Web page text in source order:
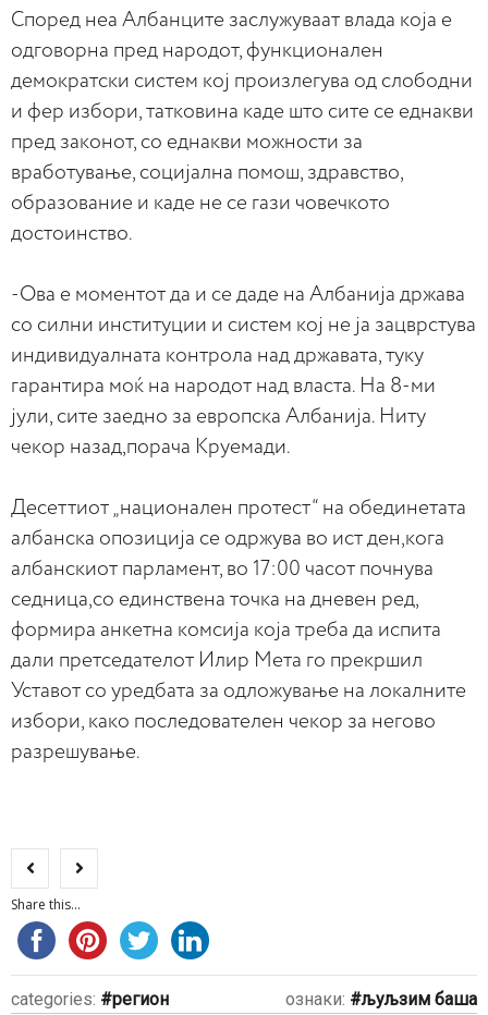
Според неа Албанците заслужуваат влада која е
одговорна пред народот, функционален
демократски систем кој произлегува од слободни
и фер избори, татковина каде што сите се еднакви
пред законот, со еднакви можности за
вработување, социјална помош, здравство,
образование и каде не се гази човечкото
достоинство.
-Ова е моментот да и се даде на Албанија држава
со силни институции и систем кој не ја зацврстува
индивидуалната контрола над државата, туку
гарантира моќ на народот над власта. На 8-ми
јули, сите заедно за европска Албанија. Ниту
чекор назад,порача Круемади.
Десеттиот „национален протест“ на обединетата
албанска опозиција се одржува во ист ден,кога
албанскиот парламент, во 17:00 часот почнува
седница,со единствена точка на дневен ред,
формира анкетна комсија која треба да испита
дали претседателот Илир Мета го прекршил
Уставот со уредбата за одложување на локалните
избори, како последователен чекор за негово
разрешување.
Share this...
categories: регион ознаки: љуљзим баша